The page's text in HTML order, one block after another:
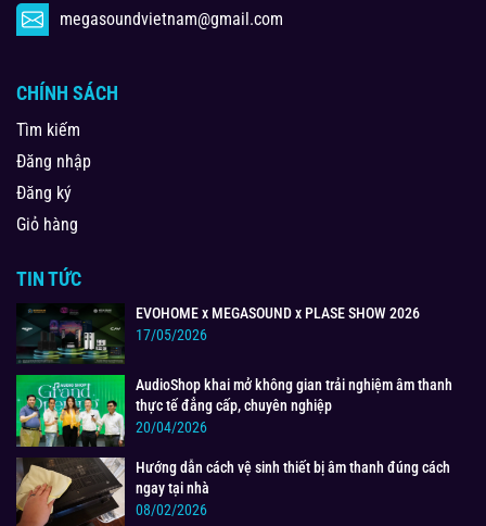
megasoundvietnam@gmail.com
CHÍNH SÁCH
Tìm kiếm
Đăng nhập
Đăng ký
Giỏ hàng
TIN TỨC
EVOHOME x MEGASOUND x PLASE SHOW 2026
17/05/2026
AudioShop khai mở không gian trải nghiệm âm thanh
thực tế đẳng cấp, chuyên nghiệp
20/04/2026
Hướng dẫn cách vệ sinh thiết bị âm thanh đúng cách
ngay tại nhà
08/02/2026